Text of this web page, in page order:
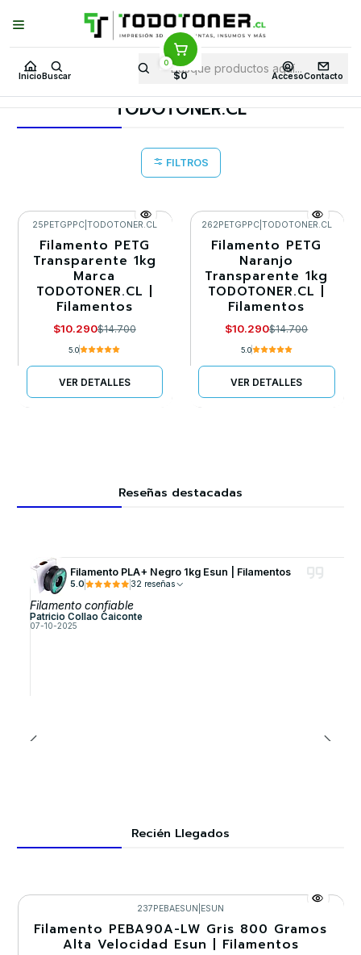
Inicio Buscar
0
$0 AccesoContacto
Puedes Elegir: Comprar enTienda· Despachoa Todo Chile · Retiro en
Tienda en24 Horas
Inicio Todo 3D FILAMENTOS TODO PETG
PETG TRANSPARENTE TODOTONER.CL
TODOTONER.CL
FILTROS
-30%
Llega el 22/09/2026
25PETGPPC| TODOTONER.CL
Filamento PETG
Transparente 1kg
Marca
TODOTONER.CL |
Filamentos
$10.290$14.700
5.0
VER DETALLES
-30%
Agotado
262PETGPPC| TODOTONER.CL
Filamento PETG
Naranjo
Transparente 1kg
TODOTONER.CL |
Filamentos
$10.290$14.700
5.0
VER DETALLES
Reseñas destacadas
Filamento PLA+ Negro 1kg Esun | Filamentos
5.0 32 reseñas
Filamento confiable
Patricio Collao Caiconte
07-10-2025
Recién Llegados
-30%
237PEBAESUN ESUN
Filamento PEBA90A-LW Gris 800 Gramos
Alta Velocidad Esun | Filamentos